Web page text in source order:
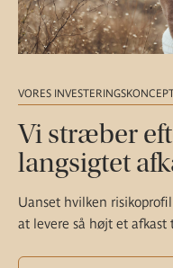
VORES
Vi stræber
langsigtet
Uanset hvilken
at levere så højt et